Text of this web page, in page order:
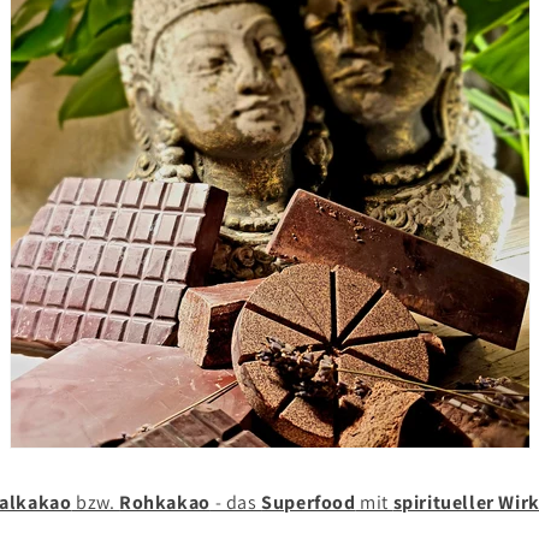
bzw. Rohkakao - dasSuperfood mit spiritueller